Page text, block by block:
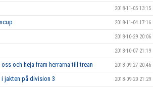
2018-11-05 13:15
2018-11-04 17:16
2018-10-29 20:06
2018-10-07 21:19
och heja fram herrarna till trean 2018-09-27 20:46
jakten på division 3 2018-09-20 21:29